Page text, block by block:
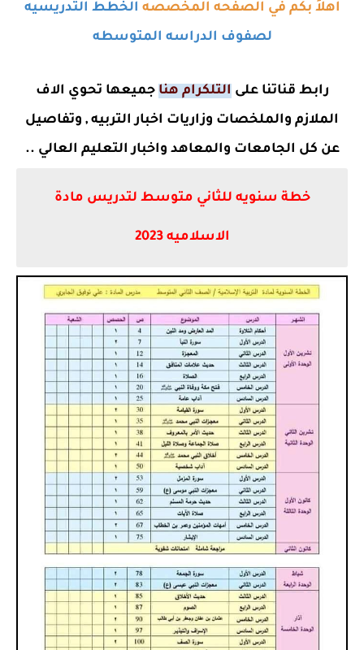
اهلاً بكم في الصفحه المخصصه الخطط التدريسيه
لصفوف الدراسه المتوسطه
رابط قناتنا على التلكرام هنا جميعها تحوي الاف
الملازم والملخصات وزاريات اخبار التربيه , وتفاصيل
عن كل الجامعات والمعاهد واخبار التعليم العالي ..
خطة سنويه للثاني متوسط لتدريس مادة
الاسلاميه 2023